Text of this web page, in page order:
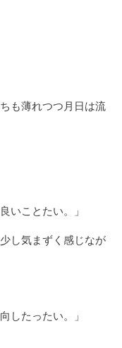
も薄れつつ月日は流
いことたい。」
し気まずく感じなが
したったい。」